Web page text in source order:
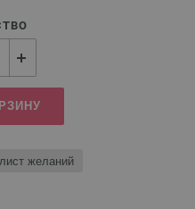
желаний